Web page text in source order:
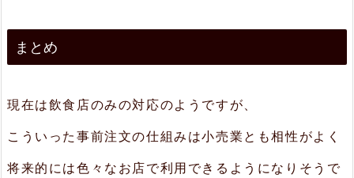
まとめ
現在は飲食店のみの対応のようですが、
こういった事前注文の仕組みは小売業とも相性がよく
将来的には色々なお店で利用できるようになりそうで